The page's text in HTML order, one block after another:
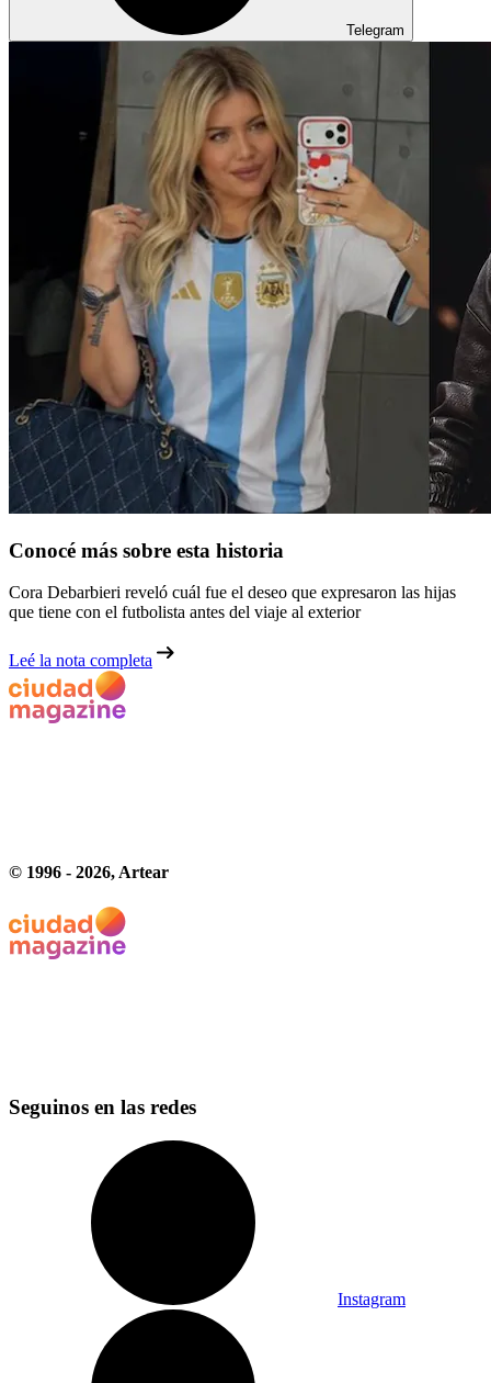
Telegram
Conocé más sobre esta historia
Cora Debarbieri reveló cuál fue el deseo que expresaron las hijas
que tiene con el futbolista antes del viaje al exterior
Leé la nota completa
© 1996 - 2026, Artear
Seguinos en las redes
Instagram